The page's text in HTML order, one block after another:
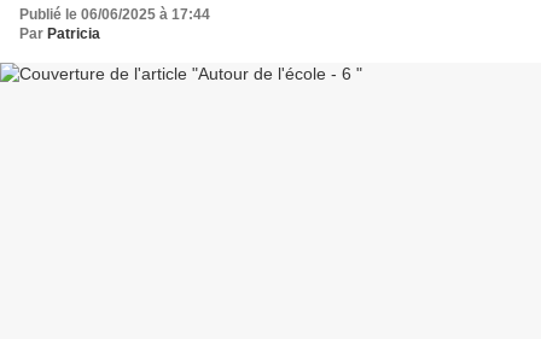
Publié le 06/06/2025 à 17:44
Par Patricia